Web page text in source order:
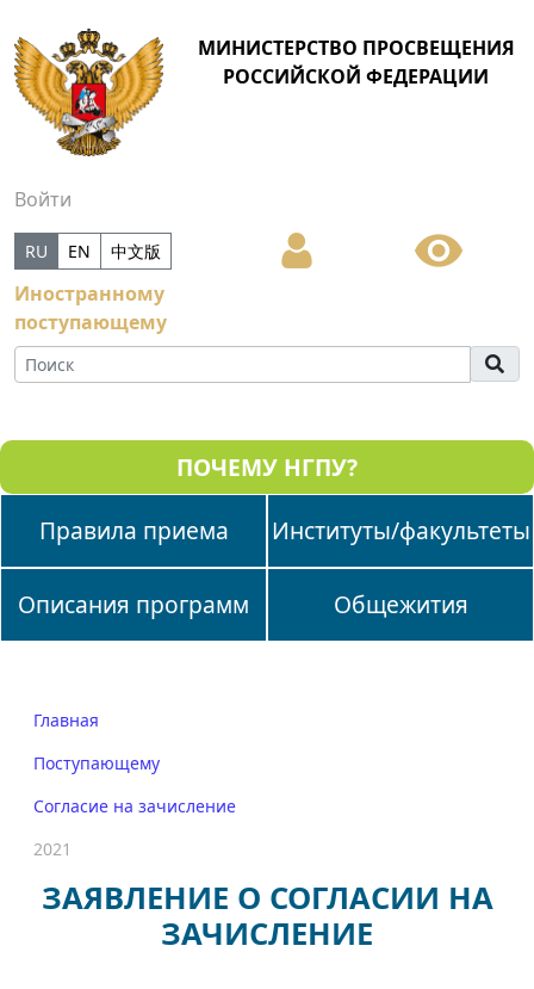
МИНИСТЕРСТВО ПРОСВЕЩЕНИЯ
РОССИЙСКОЙ ФЕДЕРАЦИИ
Войти
Иностранному
поступающему
RU EN 中文版
ПОЧЕМУ НГПУ?
Правила приема
Институты/факультеты
Описания программ Общежития
Главная
Поступающему
Согласие на зачисление
2021
ЗАЯВЛЕНИЕ О СОГЛАСИИ НА
ЗАЧИСЛЕНИЕ